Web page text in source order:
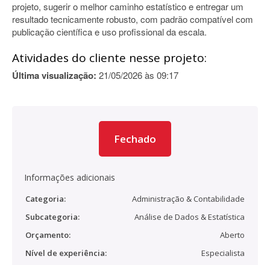
projeto, sugerir o melhor caminho estatístico e entregar um
resultado tecnicamente robusto, com padrão compatível com
publicação científica e uso profissional da escala.
Atividades do cliente nesse projeto:
Última visualização: 21/05/2026 às 09:17
Fechado
Informações adicionais
Categoria:
Administração & Contabilidade
Subcategoria:
Análise de Dados & Estatística
Orçamento:
Aberto
Nível de experiência:
Especialista